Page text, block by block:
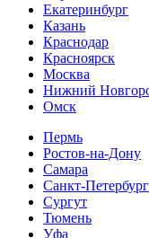
Екатеринбург
Казань
Краснодар
Красноярск
Москва
Нижний
Омск
Пермь
Ростов-на-Дону
Самара
Санкт-Петербург
Сургут
Тюмень
Уфа